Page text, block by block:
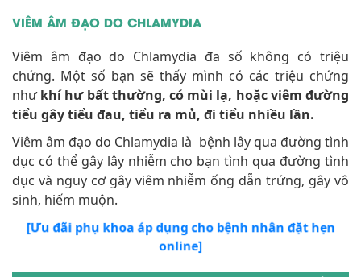
chứng. Một số bạn sẽ thấy mình có các triệu chứng
tiểu gây tiểu đau, tiểu ra mủ, đi tiểu nhiều lần.
Viêm âm đạo do Chlamydia là bệnh lây qua đường tình
dục có thể gây lây nhiễm cho bạn tình qua đường tình
dục và nguy cơ gây viêm nhiễm ống dẫn trứng, gây vô
sinh, hiếm muộn.
[Ưu đãi phụ khoa áp dụng cho bệnh nhân đặt hẹn
online]
NGUYÊN NHÂN DO ĐÂU DẪN ĐẾN CÁC BỆNH VỀ